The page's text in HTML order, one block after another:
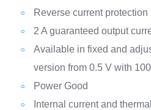
Reverse current protection
2 A guaranteed output
Available in fixed and
version from 0.5 V with
Power Good
Internal current and